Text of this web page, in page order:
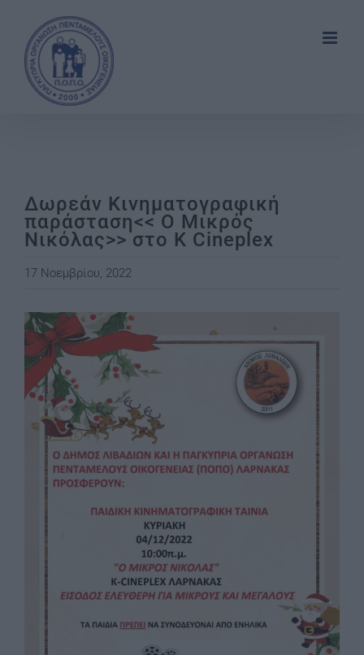
content
Δωρεάν Κινηματογραφική
παράσταση<< Ο Μικρός
Νικόλας>> στο K Cineplex
17 Νοεμβρίου, 2022
View
Larger
Image